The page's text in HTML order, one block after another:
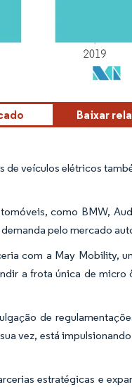
Baixar
veículos elétricos
como BMW,
pelo mercado
com a May Mobility,
a frota única de micro
de
vez, está
estratégicas e